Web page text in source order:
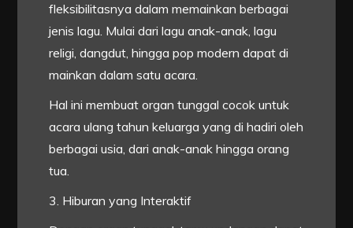
fleksibilitasnya dalam memainkan berbagai
jenis lagu. Mulai dari lagu anak-anak, lagu
religi, dangdut, hingga pop modern dapat di
mainkan dalam satu acara.
Hal ini membuat organ tunggal cocok untuk
acara ulang tahun keluarga yang di hadiri oleh
berbagai usia, dari anak-anak hingga orang
tua.
3. Hiburan yang Interaktif